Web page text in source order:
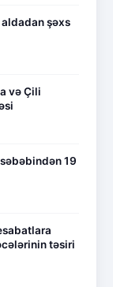
şəxs
və Çili
19
təsiri